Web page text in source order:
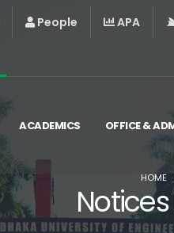
People APA
ACADEMICS OFFICE &
Notices
HOME